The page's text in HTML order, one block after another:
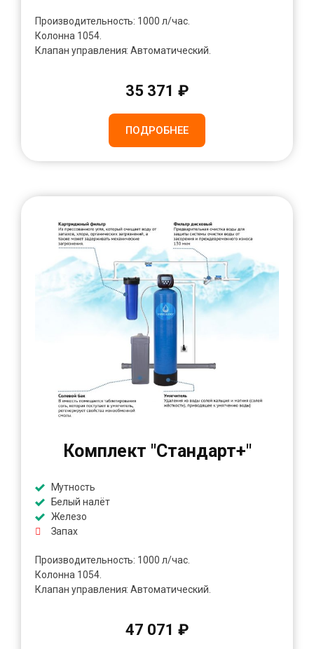
Производительность: 1000 л/час.
Колонна 1054.
Клапан управления: Автоматический.
35 371 ₽
ПОДРОБНЕЕ
Комплект "Стандарт+"
Мутность
Белый налёт
Железо
Запах
Производительность: 1000 л/час.
Колонна 1054.
Клапан управления: Автоматический.
47 071 ₽